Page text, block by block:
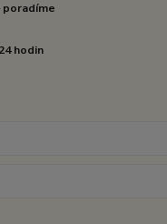
poradíme
hodin